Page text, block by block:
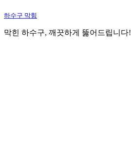
하수구 막힘
막힌 하수구, 깨끗하게 뚫어드립니다!